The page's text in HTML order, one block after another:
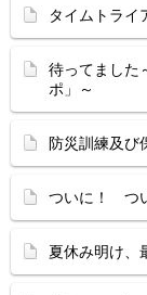
タイムトラ
待ってまし
ポ」～
防災訓練及び
ついに！ つ
夏休み明け、